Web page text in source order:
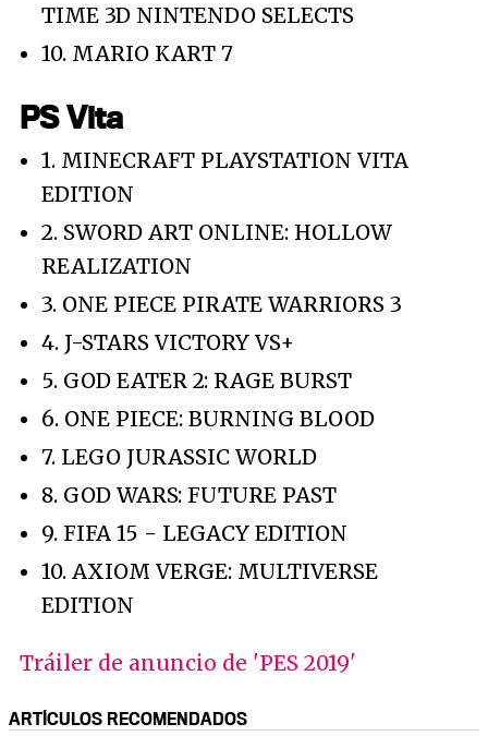
TIME 3D NINTENDO SELECTS
10. MARIO KART 7
PS Vita
1. MINECRAFT PLAYSTATION VITA
EDITION
2. SWORD ART ONLINE: HOLLOW
REALIZATION
3. ONE PIECE PIRATE WARRIORS 3
4. J-STARS VICTORY VS+
5. GOD EATER 2: RAGE BURST
6. ONE PIECE: BURNING BLOOD
7. LEGO JURASSIC WORLD
8. GOD WARS: FUTURE PAST
9. FIFA 15 - LEGACY EDITION
10. AXIOM VERGE: MULTIVERSE
EDITION
Tráiler de anuncio de 'PES 2019'
ARTÍCULOS RECOMENDADOS